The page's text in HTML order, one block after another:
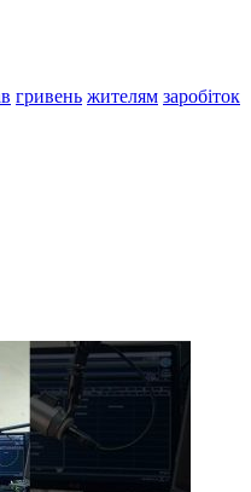
гривень жителям заробіток